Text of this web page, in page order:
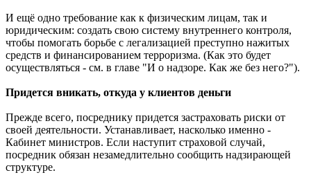
И ещё одно требование как к физическим лицам, так и
юридическим: создать свою систему внутреннего контроля,
чтобы помогать борьбе с легализацией преступно нажитых
средств и финансированием терроризма. (Как это будет
осуществляться - см. в главе "И о надзоре. Как же без него?").
Придется вникать, откуда у клиентов деньги
Прежде всего, посреднику придется застраховать риски от
своей деятельности. Устанавливает, насколько именно -
Кабинет министров. Если наступит страховой случай,
посредник обязан незамедлительно сообщить надзирающей
структуре.